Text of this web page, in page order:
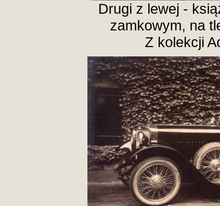
Drugi z lewej -
zamkowym, na
Z kolekcji